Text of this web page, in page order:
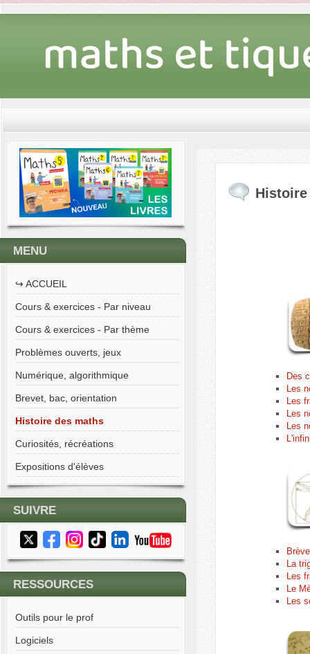
MENU
↪︎ ACCUEIL
Cours & exercices - Par niveau
Cours & exercices - Par thème
Problèmes ouverts, jeux
Numérique, algorithmique
Brevet, bac, orientation
Histoire des maths
Curiosités, récréations
Expositions d'élèves
SUIVRE
RESSOURCES
Outils pour le prof
Logiciels
Des
Les
Les
Les
Les
La
Les
Le
Les